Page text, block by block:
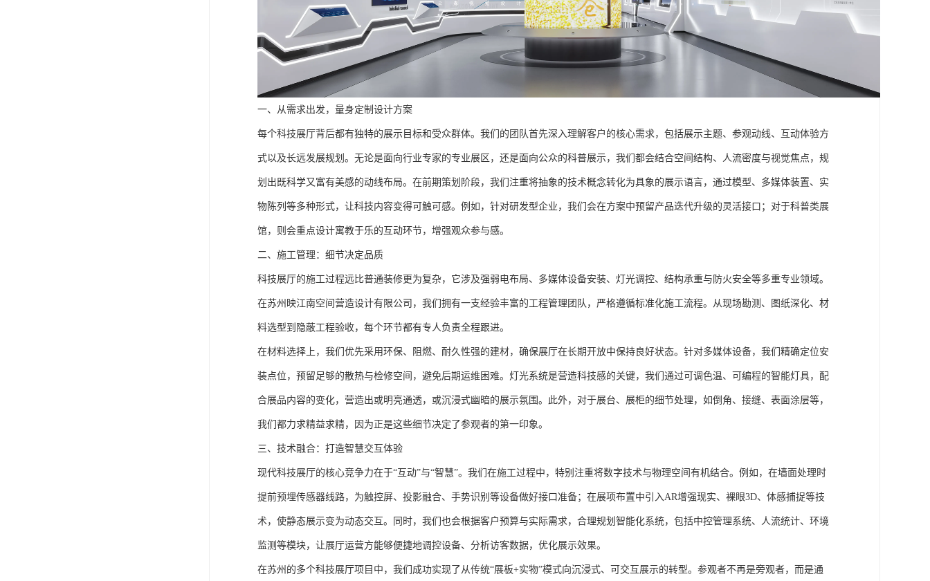
一、从需求出发，量身定制设计方案
每个科技展厅背后都有独特的展示目标和受众群体。我们的团队首先深入理解客户的核心需求，包括展示主题、参观动线、互动体验方
式以及长远发展规划。无论是面向行业专家的专业展区，还是面向公众的科普展示，我们都会结合空间结构、人流密度与视觉焦点，规
划出既科学又富有美感的动线布局。在前期策划阶段，我们注重将抽象的技术概念转化为具象的展示语言，通过模型、多媒体装置、实
物陈列等多种形式，让科技内容变得可触可感。例如，针对研发型企业，我们会在方案中预留产品迭代升级的灵活接口；对于科普类展
馆，则会重点设计寓教于乐的互动环节，增强观众参与感。
二、施工管理：细节决定品质
科技展厅的施工过程远比普通装修更为复杂，它涉及强弱电布局、多媒体设备安装、灯光调控、结构承重与防火安全等多重专业领域。
在苏州映江南空间营造设计有限公司，我们拥有一支经验丰富的工程管理团队，严格遵循标准化施工流程。从现场勘测、图纸深化、材
料选型到隐蔽工程验收，每个环节都有专人负责全程跟进。
在材料选择上，我们优先采用环保、阻燃、耐久性强的建材，确保展厅在长期开放中保持良好状态。针对多媒体设备，我们精确定位安
装点位，预留足够的散热与检修空间，避免后期运维困难。灯光系统是营造科技感的关键，我们通过可调色温、可编程的智能灯具，配
合展品内容的变化，营造出或明亮通透，或沉浸式幽暗的展示氛围。此外，对于展台、展柜的细节处理，如倒角、接缝、表面涂层等，
我们都力求精益求精，因为正是这些细节决定了参观者的第一印象。
三、技术融合：打造智慧交互体验
现代科技展厅的核心竞争力在于“互动”与“智慧”。我们在施工过程中，特别注重将数字技术与物理空间有机结合。例如，在墙面处理时
提前预埋传感器线路，为触控屏、投影融合、手势识别等设备做好接口准备；在展项布置中引入AR增强现实、裸眼3D、体感捕捉等技
术，使静态展示变为动态交互。同时，我们也会根据客户预算与实际需求，合理规划智能化系统，包括中控管理系统、人流统计、环境
监测等模块，让展厅运营方能够便捷地调控设备、分析访客数据，优化展示效果。
在苏州的多个科技展厅项目中，我们成功实现了从传统“展板+实物”模式向沉浸式、可交互展示的转型。参观者不再是旁观者，而是通